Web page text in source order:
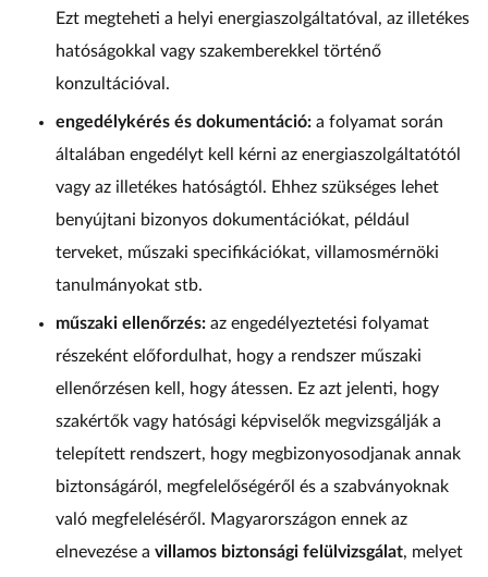
Ezt megteheti a helyi energiaszolgáltatóval, az illetékes
hatóságokkal vagy szakemberekkel történő
konzultációval.
engedélykérés és dokumentáció: a folyamat során
általában engedélyt kell kérni az energiaszolgáltatótól
vagy az illetékes hatóságtól. Ehhez szükséges lehet
benyújtani bizonyos dokumentációkat, például
terveket, műszaki specifikációkat, villamosmérnöki
tanulmányokat stb.
műszaki ellenőrzés: az engedélyeztetési folyamat
részeként előfordulhat, hogy a rendszer műszaki
ellenőrzésen kell, hogy átessen. Ez azt jelenti, hogy
szakértők vagy hatósági képviselők megvizsgálják a
telepített rendszert, hogy megbizonyosodjanak annak
biztonságáról, megfelelőségéről és a szabványoknak
való megfeleléséről. Magyarországon ennek az
elnevezése avillamos biztonsági felülvizsgálat, melyet